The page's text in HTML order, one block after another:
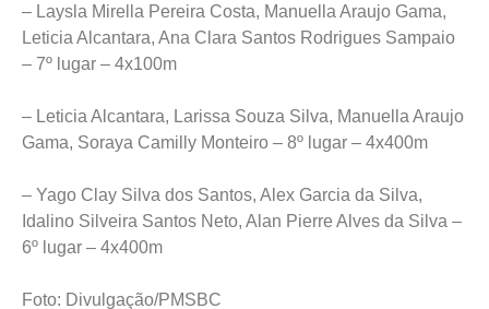
– Laysla Mirella Pereira Costa, Manuella Araujo Gama,
Leticia Alcantara, Ana Clara Santos Rodrigues Sampaio
– 7º lugar – 4x100m
– Leticia Alcantara, Larissa Souza Silva, Manuella Araujo
Gama, Soraya Camilly Monteiro – 8º lugar – 4x400m
– Yago Clay Silva dos Santos, Alex Garcia da Silva,
Idalino Silveira Santos Neto, Alan Pierre Alves da Silva –
6º lugar – 4x400m
Foto: Divulgação/PMSBC